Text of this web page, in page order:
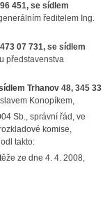
451, se sídlem
ředitelem Ing.
473 07 731, se sídlem
představenstva
Trhanov 48, 345 33
Konopíkem,
Sb., správní řád, ve
komise,
takto:
ze dne 4. 4. 2008,